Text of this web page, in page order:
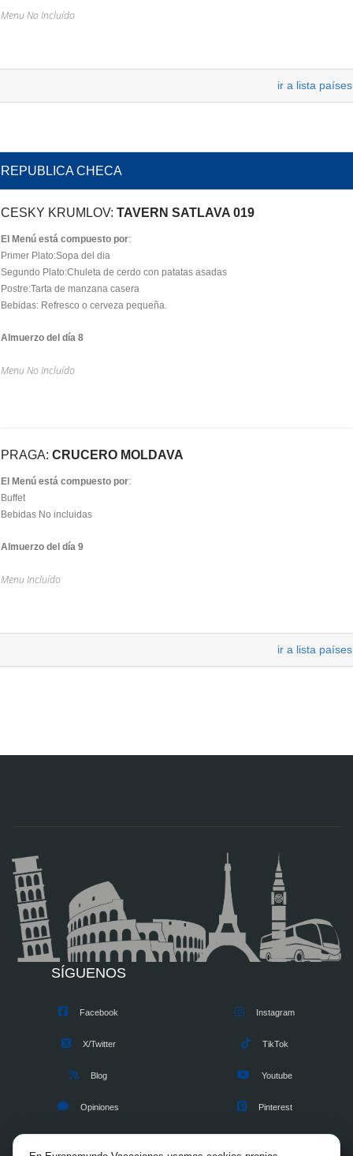
Menu No Incluído
ir a lista países
REPUBLICA CHECA
CESKY KRUMLOV: TAVERN SATLAVA 019
El Menú está compuesto por:
Primer Plato:Sopa del dia
Segundo Plato:Chuleta de cerdo con patatas asadas
Postre:Tarta de manzana casera
Bebidas: Refresco o cerveza pequeña.
Almuerzo del día 8
Menu No Incluído
PRAGA: CRUCERO MOLDAVA
El Menú está compuesto por:
Buffet
Bebidas No incluidas
Almuerzo del día 9
Menu Incluído
ir a lista países
SÍGUENOS
Facebook
X/Twitter
Blog
Opiniones
Instagram
TikTok
Youtube
Pinterest